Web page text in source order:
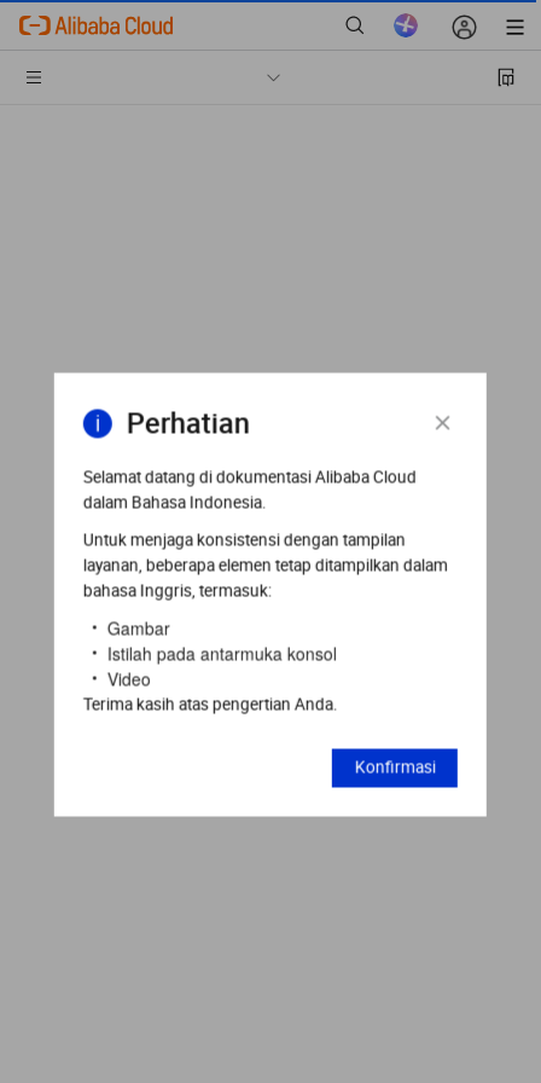
Perhatian
Selamat datang di dokumentasi Alibaba Cloud
dalam Bahasa Indonesia.
Untuk menjaga konsistensi dengan tampilan
layanan, beberapa elemen tetap ditampilkan dalam
bahasa Inggris, termasuk:
Gambar
Istilah pada antarmuka konsol
Video
Terima kasih atas pengertian Anda.
Konfirmasi